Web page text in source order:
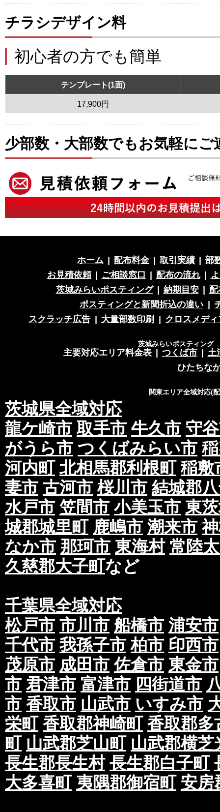
チラシデザイン料
初心者の方でも簡単
テンプレート(1面)
17,900円
少部数・大部数でもお気軽にご
ホーム 配布料金 取引実績
部
お見積依頼
ご相談窓口 配布の流れ
茨城みらいポスティング
納期目安
ポスティングと新聞折込の違い
スクラッチ広告
大量部数印刷 クロスメディ
茨城みらいポスティング
主要対応エリア料金表 つくば市
土
ひたちな
関東エリア全域対応(
茨城県全域対応
龍ケ崎市 取手市 牛久市 守
がうら市 つくばみらい市
河内町 北相馬郡利根町 稲敷
妻市 古河市 桜川市 結城郡
水戸市 笠間市 小美玉市 東
城郡城里町 鹿嶋市 潮来市
なか市 那珂市 東海村 常陸
久慈郡大子町など
千葉県全域対応
松戸市 市川市 船橋市 浦安市
千代市 我孫子市 柏市 印西市
茂原市 成田市 佐倉市 東金市
市 君津市 富津市 四街道市
市 香取市 山武市 いすみ市
栄町 香取郡神崎町 香取郡多
町 山武郡芝山町 山武郡横芝
長生郡長生村 長生郡白子町
大多喜町 夷隅郡御宿町 安房